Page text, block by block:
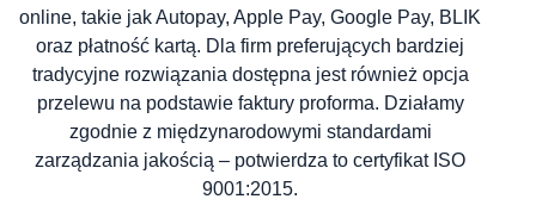
online, takie jak Autopay, Apple Pay, Google Pay, BLIK
oraz płatność kartą. Dla firm preferujących bardziej
tradycyjne rozwiązania dostępna jest również opcja
przelewu na podstawie faktury proforma. Działamy
zgodnie z międzynarodowymi standardami
zarządzania jakością – potwierdza to certyfikat ISO
9001:2015.